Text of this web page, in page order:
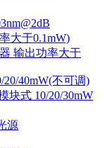
大于0.1mW)
输出功率大于
20/40mW(不可调)
块式 10/20/30mW
源